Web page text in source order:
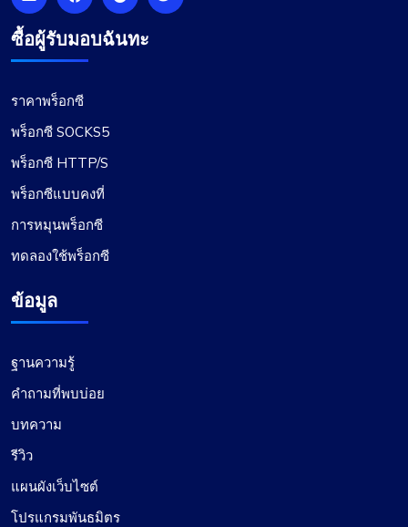
ซื้อผู้รับมอบฉันทะ
ราคาพร็อกซี
พร็อกซี SOCKS5
พร็อกซี HTTP/S
พร็อกซีแบบคงที่
การหมุนพร็อกซี
ทดลองใช้พร็อกซี
ข้อมูล
ฐานความรู้
คำถามที่พบบ่อย
บทความ
รีวิว
แผนผังเว็บไซต์
โปรแกรมพันธมิตร